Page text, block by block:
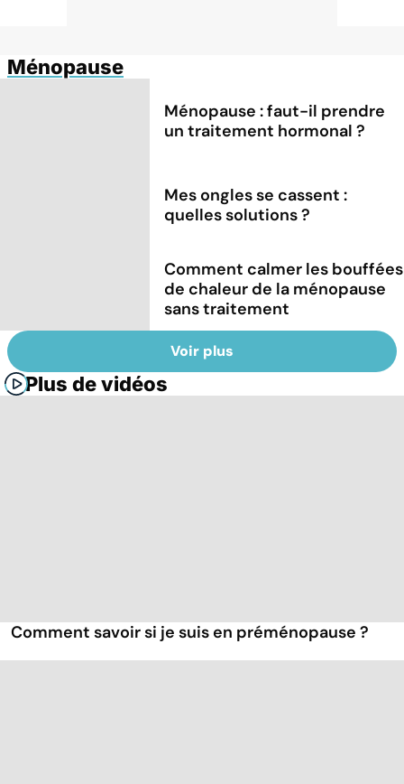
Ménopause
Ménopause : faut-il prendre
un traitement hormonal ?
Mes ongles se cassent :
quelles solutions ?
Comment calmer les bouffées
de chaleur de la ménopause
sans traitement
Voir plus
Plus de vidéos
Comment savoir si je suis en préménopause ?